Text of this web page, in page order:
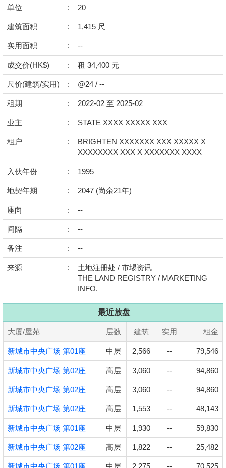
揭
地
产
博
客
地
产
新
闻
据
公
布
置
业
手
册
於
们
单位 : 20
建筑面积 : 1,415 尺
实用面积 : --
成交价(HK$) : 租 34,400 元
尺价(建筑/实用) : @24 / --
租期 : 2022-02 至 2025-02
业主 : STATE XXXX XXXXX XXX
租户 :
BRIGHTEN XXXXXXX XXX XXXXX X
XXXXXXXX XXX X XXXXXXX XXXX
入伙年份 : 1995
地契年期 : 2047 (尚余21年)
座向 : --
间隔 : --
备注 : --
来源 :
土地注册处 / 市埸资讯
THE LAND REGISTRY / MARKETING
INFO.
最近放盘
大厦/屋苑 层数 建筑 实用 租金
新城市中央广场 第01座 中层 2,566 -- 79,546
新城市中央广场 第02座 高层 3,060 -- 94,860
新城市中央广场 第02座 高层 3,060 -- 94,860
新城市中央广场 第02座 高层 1,553 -- 48,143
新城市中央广场 第01座 中层 1,930 -- 59,830
新城市中央广场 第02座 高层 1,822 -- 25,482
新城市中央广场 第01座 中层 2,275 -- 70,525